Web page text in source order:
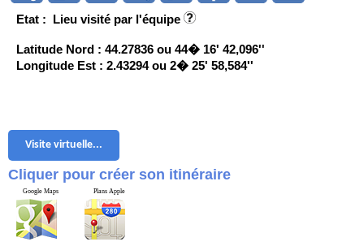
Etat : Lieu visité par l'équipe
Latitude Nord : 44.27836 ou 44� 16' 42,096''
Longitude Est : 2.43294 ou 2� 25' 58,584''
Visite virtuelle...
Cliquer pour créer son itinéraire
Google Maps Plans Apple